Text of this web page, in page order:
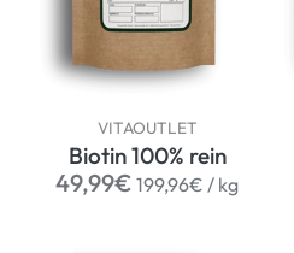
VITAOUTLET
Biotin 100% rein
Normaler
49,99€ 199,96€ / per
kg